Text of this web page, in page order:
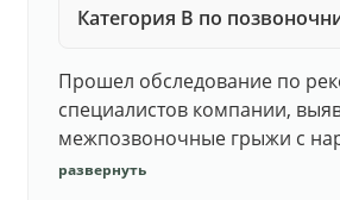
Категория В по
Прошел обследование по
специалистов компании,
межпозвоночные грыжи с
функций. Юристы
развернуть